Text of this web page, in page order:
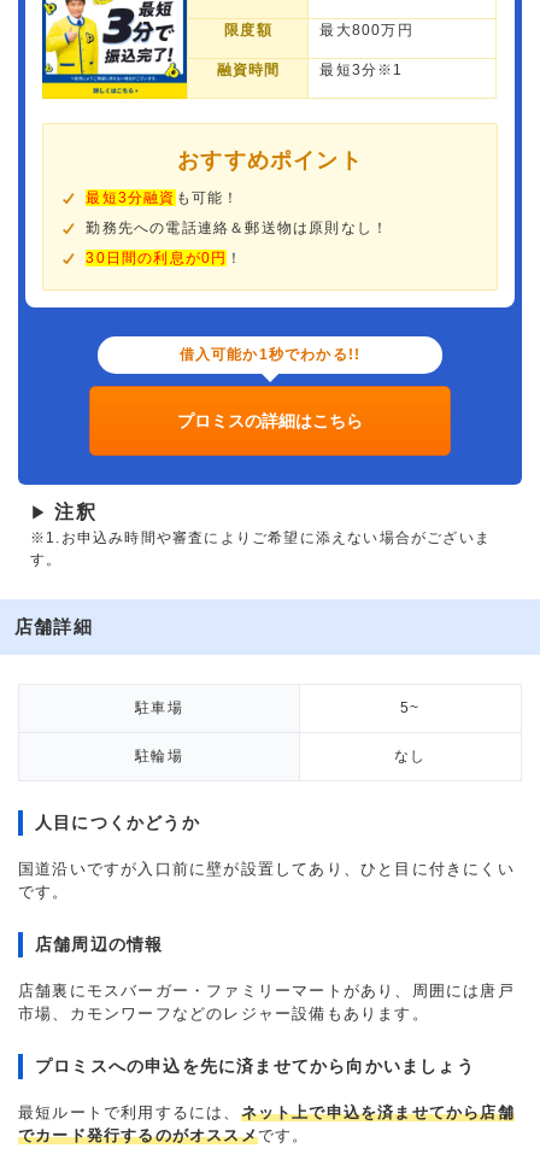
限度額 最大800万円
融資時間 最短3分※1
おすすめポイント
最短3分融資 も可能！
勤務先への電話連絡＆郵送物は原則なし！
30日間の利息が0円 ！
借入可能か1秒でわかる!!
プロミスの詳細はこちら
▶ 注釈
※1.お申込み時間や審査によりご希望に添えない場合がございま
す。
店舗詳細
駐車場 5~
駐輪場 なし
人目につくかどうか
国道沿いですが入口前に壁が設置してあり、ひと目に付きにくい
です。
店舗周辺の情報
店舗裏にモスバーガー・ファミリーマートがあり、周囲には唐戸
市場、カモンワーフなどのレジャー設備もあります。
プロミスへの申込を先に済ませてから向かいましょう
最短ルートで利用するには、 ネット上で申込を済ませてから店舗
でカード発行するのがオススメです。